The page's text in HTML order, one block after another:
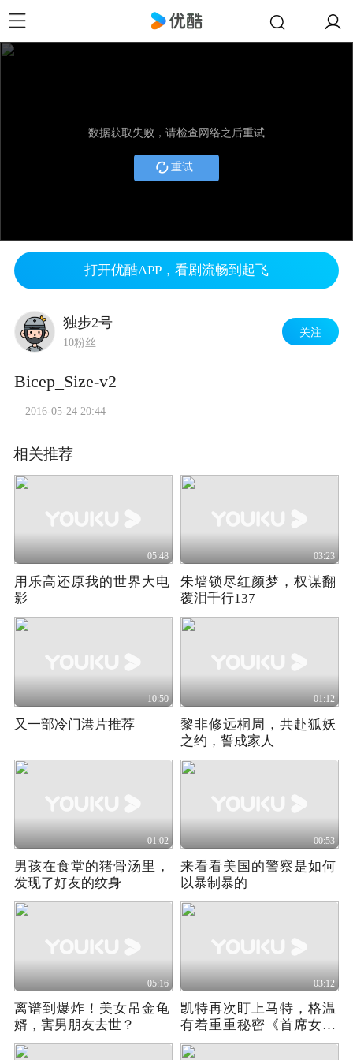
数据获取失败，请检查网络之后重试
重试
打开优酷APP，看剧流畅到起飞
独步2号
10粉丝
关注
Bicep_Size-v2
2016-05-24 20:44
相关推荐
05:48
用乐高还原我的世界大电
影
03:23
朱墙锁尽红颜梦，权谋翻
覆泪千行137
10:50
又一部冷门港片推荐
01:12
黎非修远桐周，共赴狐妖
之约，誓成家人
01:02
男孩在食堂的猪骨汤里，
发现了好友的纹身
00:53
来看看美国的警察是如何
以暴制暴的
05:16
离谱到爆炸！美女吊金龟
婿，害男朋友去世？
03:12
凯特再次盯上马特，格温
有着重重秘密《首席女法
医》第一季02